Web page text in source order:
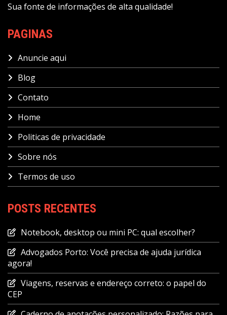
Sua fonte de informações de alta qualidade!
PAGINAS
Anuncie aqui
Blog
Contato
Home
Politicas de privacidade
Sobre nós
Termos de uso
POSTS RECENTES
Notebook, desktop ou mini PC: qual escolher?
Advogados Porto: Você precisa de ajuda jurídica
agora!
Viagens, reservas e endereço correto: o papel do
CEP